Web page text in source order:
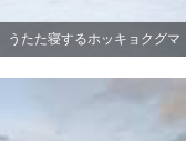
うたた寝するホッキョクグマ